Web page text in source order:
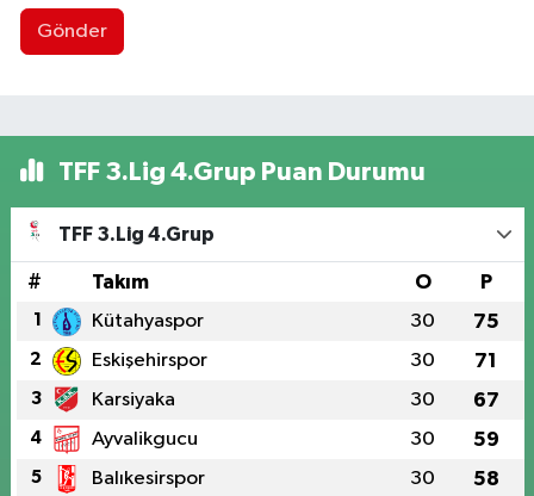
Gönder
TFF 3.Lig 4.Grup Puan Durumu
TFF 3.Lig 4.Grup
# Takım O P
1 Kütahyaspor 30 75
2 Eskişehirspor 30 71
3 Karsiyaka 30 67
4 Ayvalikgucu 30 59
5 Balıkesirspor 30 58